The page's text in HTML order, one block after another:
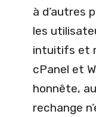
à d’autres
les
intuitifs et
cPanel et
honnête,
rechange